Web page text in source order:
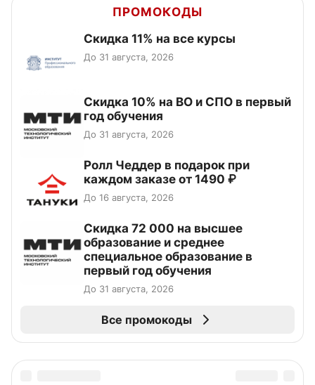
ПРОМОКОДЫ
Скидка 11% на все курсы
До 31 августа, 2026
Скидка 10% на ВО и СПО в первый
год обучения
До 31 августа, 2026
Ролл Чеддер в подарок при
каждом заказе от 1490 ₽
До 16 августа, 2026
Скидка 72 000 на высшее
образование и среднее
специальное образование в
первый год обучения
До 31 августа, 2026
Все промокоды